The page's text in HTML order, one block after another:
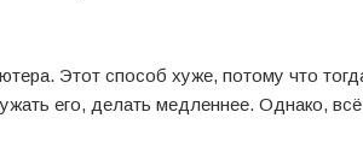
Этот способ хуже, потому что
его, делать медленнее. Однако,